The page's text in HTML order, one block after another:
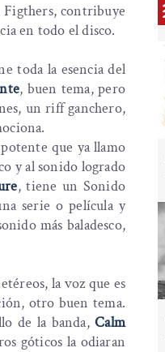
contribuye
en todo el disco.
toda la esencia del
, buen tema, pero
un riff ganchero,
que ya llamo
y al sonido logrado
, tiene un Sonido
serie o película y
más baladesco,
la voz que es
otro buen tema.
de la banda,Calm
góticos la odiaran